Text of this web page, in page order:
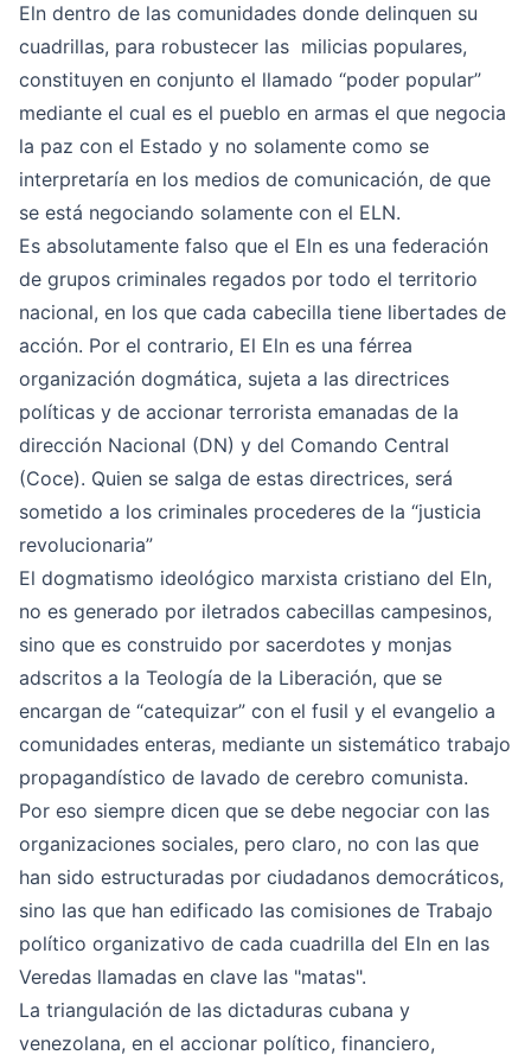
Eln dentro de las comunidades donde delinquen su
cuadrillas, para robustecer las milicias populares,
constituyen en conjunto el llamado “poder popular”
mediante el cual es el pueblo en armas el que negocia
la paz con el Estado y no solamente como se
interpretaría en los medios de comunicación, de que
se está negociando solamente con el ELN.
Es absolutamente falso que el Eln es una federación
de grupos criminales regados por todo el territorio
nacional, en los que cada cabecilla tiene libertades de
acción. Por el contrario, El Eln es una férrea
organización dogmática, sujeta a las directrices
políticas y de accionar terrorista emanadas de la
dirección Nacional (DN) y del Comando Central
(Coce). Quien se salga de estas directrices, será
sometido a los criminales procederes de la “justicia
revolucionaria”
El dogmatismo ideológico marxista cristiano del Eln,
no es generado por iletrados cabecillas campesinos,
sino que es construido por sacerdotes y monjas
adscritos a la Teología de la Liberación, que se
encargan de “catequizar” con el fusil y el evangelio a
comunidades enteras, mediante un sistemático trabajo
propagandístico de lavado de cerebro comunista.
Por eso siempre dicen que se debe negociar con las
organizaciones sociales, pero claro, no con las que
han sido estructuradas por ciudadanos democráticos,
sino las que han edificado las comisiones de Trabajo
político organizativo de cada cuadrilla del Eln en las
Veredas llamadas en clave las "matas".
La triangulación de las dictaduras cubana y
venezolana, en el accionar político, financiero,